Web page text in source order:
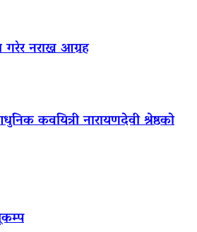
गरेर नराख्न आग्रह
कवयित्री नारायणदेवी श्रेष्ठको